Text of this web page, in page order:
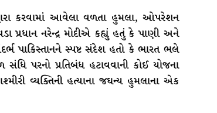
કરવામાં આવેલા વળતા હુમલા, ઓપરેશન
પ્રધાન નરેન્દ્ર મોદીએ કહ્યું હતું કે પાણી અને
પાકિસ્તાનને સ્પષ્ટ સંદેશ હતો કે ભારત ભલે
પરનો પ્રતિબંધ હટાવવાની કોઈ યોજના
વ્યક્તિની હત્યાના જઘન્ય હુમલાના એક